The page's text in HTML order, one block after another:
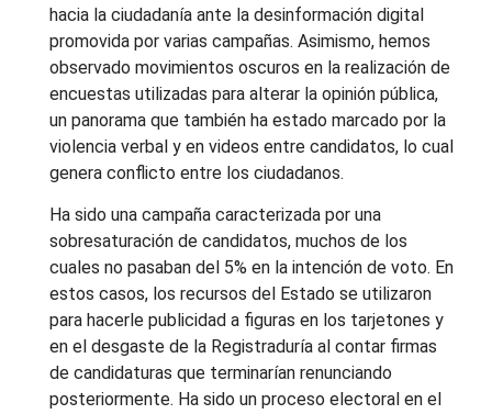
hacia la ciudadanía ante la desinformación digital
promovida por varias campañas. Asimismo, hemos
observado movimientos oscuros en la realización de
encuestas utilizadas para alterar la opinión pública,
un panorama que también ha estado marcado por la
violencia verbal y en videos entre candidatos, lo cual
genera conflicto entre los ciudadanos.
Ha sido una campaña caracterizada por una
sobresaturación de candidatos, muchos de los
cuales no pasaban del 5% en la intención de voto. En
estos casos, los recursos del Estado se utilizaron
para hacerle publicidad a figuras en los tarjetones y
en el desgaste de la Registraduría al contar firmas
de candidaturas que terminarían renunciando
posteriormente. Ha sido un proceso electoral en el